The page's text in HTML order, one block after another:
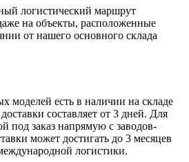
логистический маршрут
на объекты, расположенные
от нашего основного склада
моделей есть в наличии на складе
составляет от 3 дней. Для
под заказ напрямую с заводов-
может достигать до 3 месяцев
логистики.